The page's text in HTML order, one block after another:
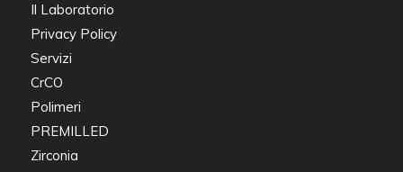
Il Laboratorio
Privacy Policy
Servizi
CrCO
Polimeri
PREMILLED
Zirconia